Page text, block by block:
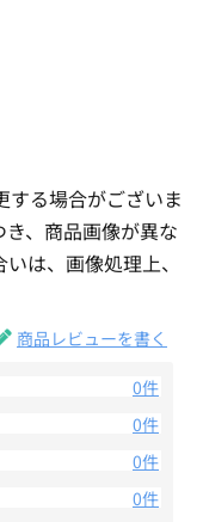
る場合がございま
、商品画像が異な
は、画像処理上、
商品レビューを書く
0件
0件
0件
0件